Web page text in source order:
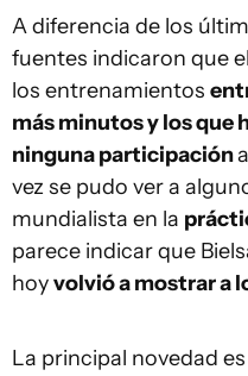
A diferencia de los
fuentes indicaron que
los entrenamientos
más minutos y los que
ninguna participación
vez se pudo ver a
mundialista en la
parece indicar que
hoyvolvió a mostrar a
La principal novedad